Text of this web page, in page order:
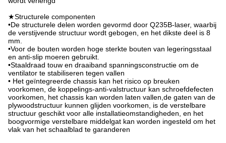
★Structurele componenten
•De structurele delen worden gevormd door Q235B-laser, waarbij
de verstijvende structuur wordt gebogen, en het dikste deel is 8
mm.
•Voor de bouten worden hoge sterkte bouten van legeringsstaal
en anti-slip moeren gebruikt.
•Staaldraad touw en draaiband spanningsconstructie om de
ventilator te stabiliseren tegen vallen
• Het geïntegreerde chassis kan het risico op breuken
voorkomen, de koppelings-anti-valstructuur kan schroefdefecten
voorkomen, het chassis kan worden laten vallen,de gaten van de
plywoodstructuur kunnen glijden voorkomen, is de verstelbare
structuur geschikt voor alle installatieomstandigheden, en het
boogvormige verstelbare middelgat kan worden ingesteld om het
vlak van het schaalblad te garanderen